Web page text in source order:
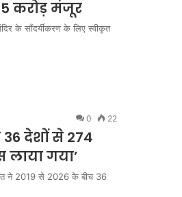
करोड़ मंजूर
के सौंदर्यीकरण के लिए स्वीकृत
0 22
देशों से 274
लाया गया’
ने 2019 से 2026 के बीच 36